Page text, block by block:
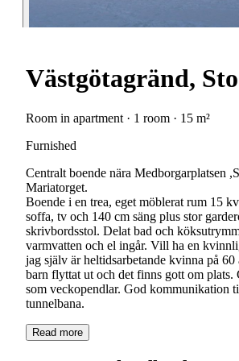
Västgötagränd,
Room in apartment · 1 room · 15 m²
Furnished
Centralt boende nära Medborgarplatsen
Mariatorget.
Boende i en trea, eget möblerat rum 15
soffa, tv och 140 cm säng plus stor
skrivbordsstol. Delat bad och
varmvatten och el ingår. Vill ha en
jag själv är heltidsarbetande kvinna på
barn flyttat ut och det finns gott om plats.
som veckopendlar. God kommunikation
tunnelbana.
Read more